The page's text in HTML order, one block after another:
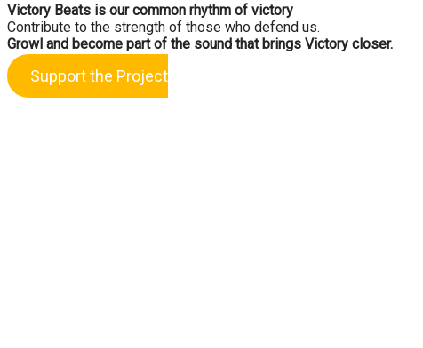
Victory Beats is our common rhythm of victory
Contribute to the strength of those who defend us.
Growl and become part of the sound that brings Victory closer.
Support the Project